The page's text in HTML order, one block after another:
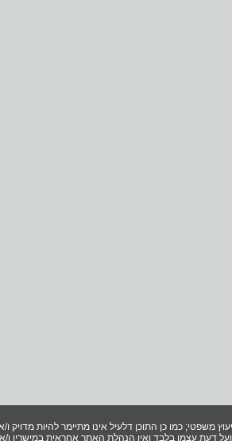
כמו כן התוכן דלעיל אינו מתיימר להיות מדויק ו/
עצמו בלבד ואין הנהלת האתר אחראית במישרין ו/